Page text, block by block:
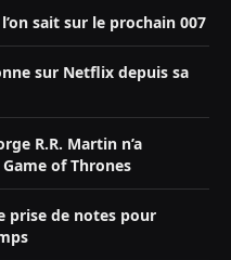
sait sur le prochain 007
sur Netflix depuis sa
R.R. Martin n’a
of Thrones
prise de notes pour